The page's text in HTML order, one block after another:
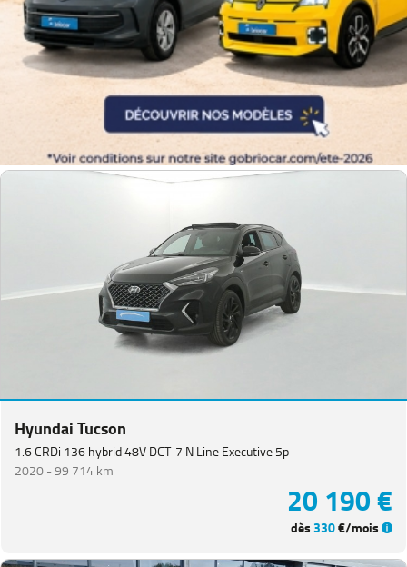
Hyundai Tucson
1.6 CRDi 136 hybrid 48V DCT-7 N Line Executive 5p
2020 -99 714 km
20 190 €
dès330€/mois